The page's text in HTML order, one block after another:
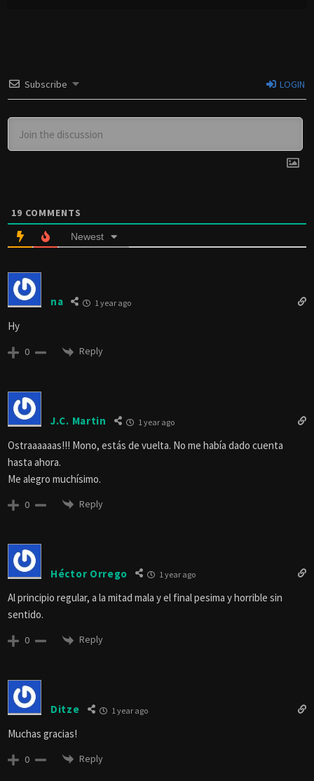
Subscribe LOGIN
19 COMMENTS
Newest
na 1 year ago
Hy
0 Reply
J.C. Martin 1 year ago
Ostraaaaaas!!! Mono, estás de vuelta. No me había dado cuenta
hasta ahora.
Me alegro muchísimo.
0 Reply
Héctor Orrego 1 year ago
Al principio regular, a la mitad mala y el final pesima y horrible sin
sentido.
0 Reply
Ditze 1 year ago
Muchas gracias!
0 Reply